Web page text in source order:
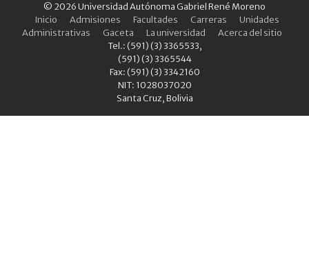
© 2026 Universidad Autónoma Gabriel René Moreno
Inicio
Admisiones Facultades Carreras
Unidades
Administrativas
Gaceta La universidad
Acerca del sitio
Tel.: (591) (3) 3365533,
(591) (3) 3365544
Fax: (591) (3) 3342160
NIT: 1028037020
Santa Cruz, Bolivia